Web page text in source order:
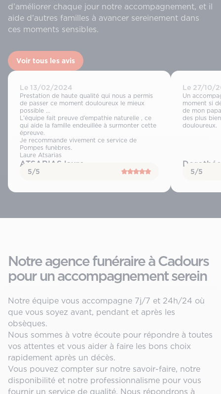
d’améliorer chaque jour notre accompagnement, et il
aide d’autres familles à avancer sereinement dans
ces moments sensibles.
Voir tous les avis
Le 13/02/2024
Prestation de haute qualité qui nous a permis
de passer ce moment douloureux le mieux
possible …
L’équipe fait preuve d’empathie naturelle , ce
qui aide la famille endeuillée à surmonter cette
épreuve.
Je recommande vivement ce service de
Pompes funèbres.
Laure Atsarias
ATSARIAS laure
5/5
Le 27/10/
Un
moment si
de mon
des plus
douloureux.
5/5
Notre agence funéraire à Cadours
pour un accompagnement serein
Notre équipe vous accompagne 7j/7 et 24h/24 où
que vous soyez avant, pendant et après les
obsèques.
Nous sommes à votre écoute pour répondre à toutes
vos attentes et vous aider à faire les bons choix
rapidement après un décès.
Vous pouvez compter sur notre savoir-faire, notre
disponibilité et notre professionnalisme pour vous
fournir un service de qualité. Nous répondrons à